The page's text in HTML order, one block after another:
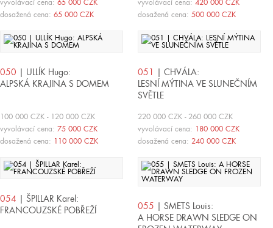
vyvolávací cena: 65 000 CZK
dosažená cena: 65 000 CZK
vyvolávací cena: 420 000 CZK
dosažená cena: 500 000 CZK
050 | ULLÍK Hugo:
ALPSKÁ KRAJINA S DOMEM
100 000 CZK - 120 000 CZK
vyvolávací cena: 75 000 CZK
dosažená cena: 110 000 CZK
051 | CHVÁLA:
LESNÍ MÝTINA VE SLUNEČNÍM
SVĚTLE
220 000 CZK - 260 000 CZK
vyvolávací cena: 180 000 CZK
dosažená cena: 240 000 CZK
054 | ŠPILLAR Karel:
FRANCOUZSKÉ POBŘEŽÍ
055 | SMETS Louis:
A HORSE DRAWN SLEDGE ON